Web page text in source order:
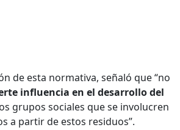
de esta normativa, señaló que “no
influencia en el desarrollo del
grupos sociales que se involucren
a partir de estos residuos”.